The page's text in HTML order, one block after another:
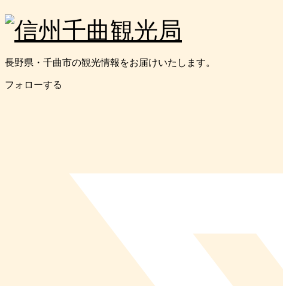
長野県・千曲市の観光情報をお届けいたします。
フォローする